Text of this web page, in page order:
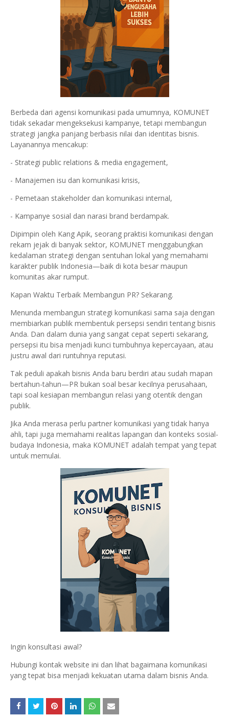
Berbeda dari agensi komunikasi pada umumnya, KOMUNET
tidak sekadar mengeksekusi kampanye, tetapi membangun
strategi jangka panjang berbasis nilai dan identitas bisnis.
Layanannya mencakup:
- Strategi public relations & media engagement,
- Manajemen isu dan komunikasi krisis,
- Pemetaan stakeholder dan komunikasi internal,
- Kampanye sosial dan narasi brand berdampak.
Dipimpin oleh Kang Apik, seorang praktisi komunikasi dengan
rekam jejak di banyak sektor, KOMUNET menggabungkan
kedalaman strategi dengan sentuhan lokal yang memahami
karakter publik Indonesia—baik di kota besar maupun
komunitas akar rumput.
Kapan Waktu Terbaik Membangun PR? Sekarang.
Menunda membangun strategi komunikasi sama saja dengan
membiarkan publik membentuk persepsi sendiri tentang bisnis
Anda. Dan dalam dunia yang sangat cepat seperti sekarang,
persepsi itu bisa menjadi kunci tumbuhnya kepercayaan, atau
justru awal dari runtuhnya reputasi.
Tak peduli apakah bisnis Anda baru berdiri atau sudah mapan
bertahun-tahun—PR bukan soal besar kecilnya perusahaan,
tapi soal kesiapan membangun relasi yang otentik dengan
publik.
Jika Anda merasa perlu partner komunikasi yang tidak hanya
ahli, tapi juga memahami realitas lapangan dan konteks sosial-
budaya Indonesia, maka KOMUNET adalah tempat yang tepat
untuk memulai.
Ingin konsultasi awal?
Hubungi kontak website ini dan lihat bagaimana komunikasi
yang tepat bisa menjadi kekuatan utama dalam bisnis Anda.